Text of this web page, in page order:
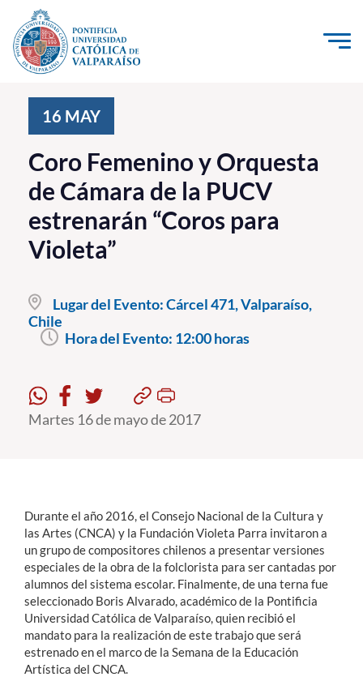
Click acá para ir directamente al contenido
Investigación, Creación e Innovación
PUCV Internacional
Vinculación con el Medio
Admisión
Pregrado
Postgrado
Estudiantes
English
16 MAY
Coro Femenino y Orquesta
de Cámara de la PUCV
estrenarán “Coros para
Violeta”
Lugar del Evento:Cárcel 471, Valparaíso,
Chile
Hora del Evento: 12:00 horas
Martes 16 de mayo de 2017
Durante el año 2016, el Consejo Nacional de la Cultura y
las Artes (CNCA) y la Fundación Violeta Parra invitaron a
un grupo de compositores chilenos a presentar versiones
especiales de la obra de la folclorista para ser cantadas por
alumnos del sistema escolar. Finalmente, de una terna fue
seleccionado Boris Alvarado, académico de la Pontificia
Universidad Católica de Valparaíso, quien recibió el
mandato para la realización de este trabajo que será
estrenado en el marco de la Semana de la Educación
Artística del CNCA.